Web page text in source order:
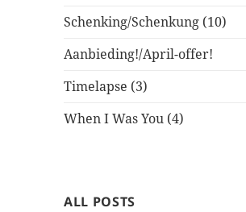
Schenking/Schenkung (10)
Aanbieding!/April-offer!
Timelapse (3)
When I Was You (4)
ALL POSTS